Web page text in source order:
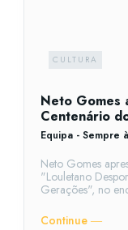
CULTURA
Neto Gomes
Centenário
Equipa - Sempre
Neto Gomes apresenta o livro que marca a efeméride
"Louletano
Gerações", no
Continue ―